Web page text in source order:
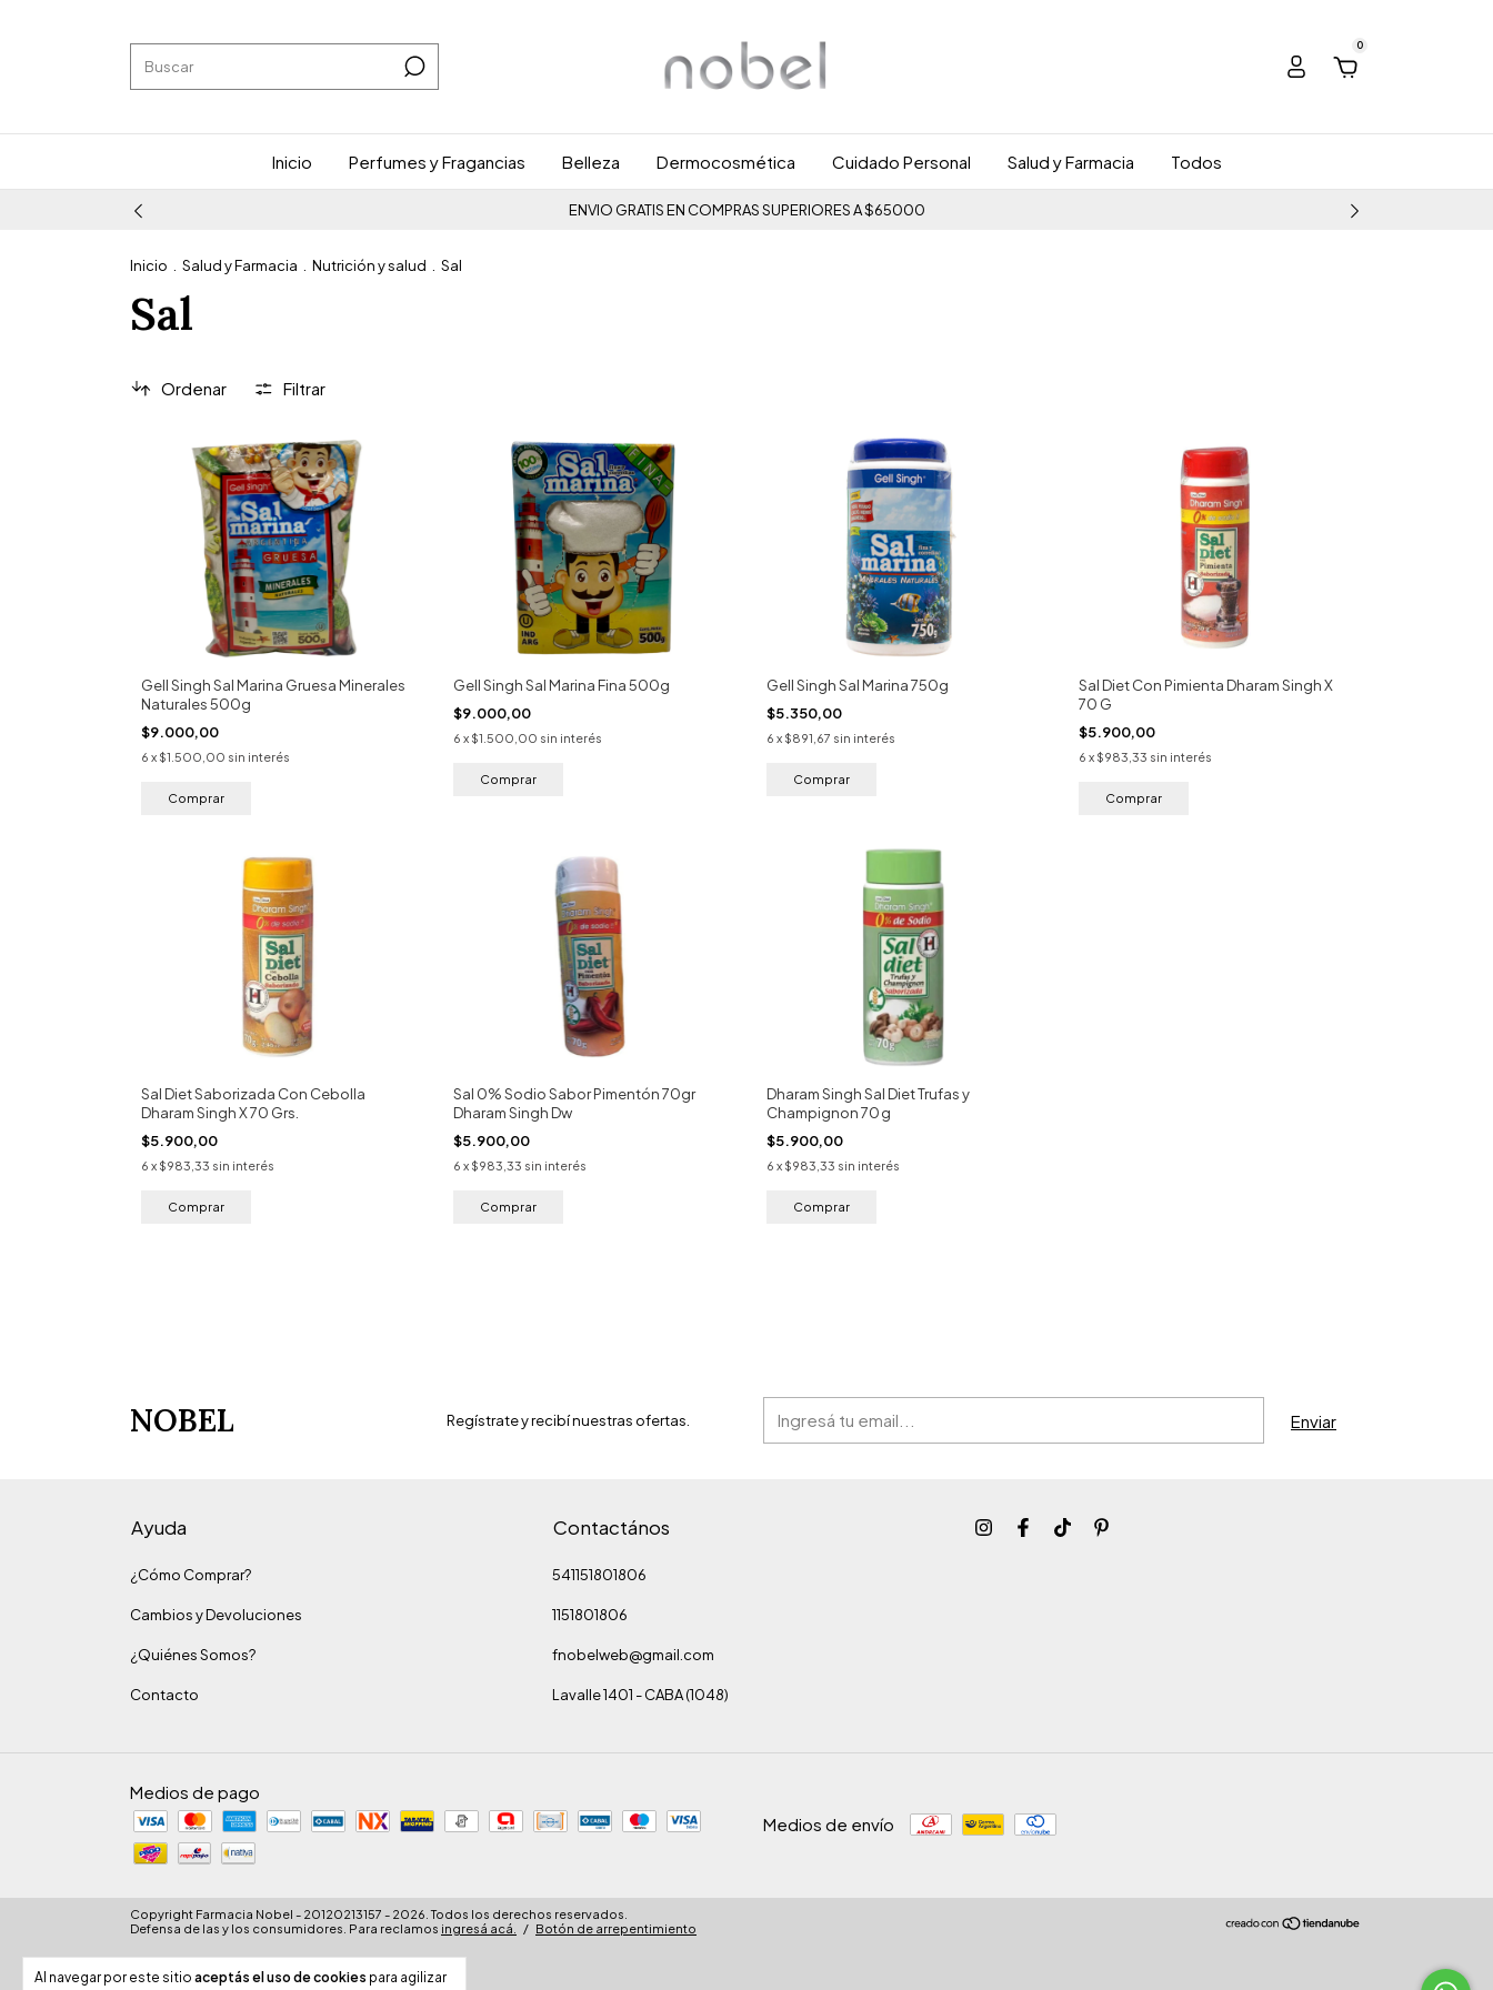
0
Inicio Perfumes y Fragancias Belleza Dermocosmética Cuidado Personal Salud y Farmacia Todos
ENVIO GRATIS EN COMPRAS SUPERIORES A $65000
Al navegar por este sitio aceptás el uso de cookies para agilizar
Inicio Salud y Farmacia Nutrición y salud Sal
Sal
Ordenar Filtrar
Gell Singh Sal Marina Gruesa Minerales
Naturales 500g
$9.000,00
6 x $1.500,00 sin interés
Gell Singh Sal Marina Fina 500g
$9.000,00
6 x $1.500,00 sin interés
Gell Singh Sal Marina 750g
$5.350,00
6 x $891,67 sin interés
Sal Diet Con Pimienta Dharam Singh X
70 G
$5.900,00
6 x $983,33 sin interés
Sal Diet Saborizada Con Cebolla
Dharam Singh X 70 Grs.
$5.900,00
6 x $983,33 sin interés
Sal 0% Sodio Sabor Pimentón 70gr
Dharam Singh Dw
$5.900,00
6 x $983,33 sin interés
Dharam Singh Sal Diet Trufas y
Champignon 70 g
$5.900,00
6 x $983,33 sin interés
NOBEL Regístrate y recibí nuestras ofertas.
Ayuda
¿Cómo Comprar?
Cambios y Devoluciones
¿Quiénes Somos?
Contacto
Contactános
541151801806
1151801806
fnobelweb@gmail.com
Lavalle 1401 - CABA (1048)
Medios de pago
Medios de envío
Copyright Farmacia Nobel - 20120213157 - 2026. Todos los derechos reservados.
Defensa de las y los consumidores. Para reclamos ingresá acá. / Botón de arrepentimiento